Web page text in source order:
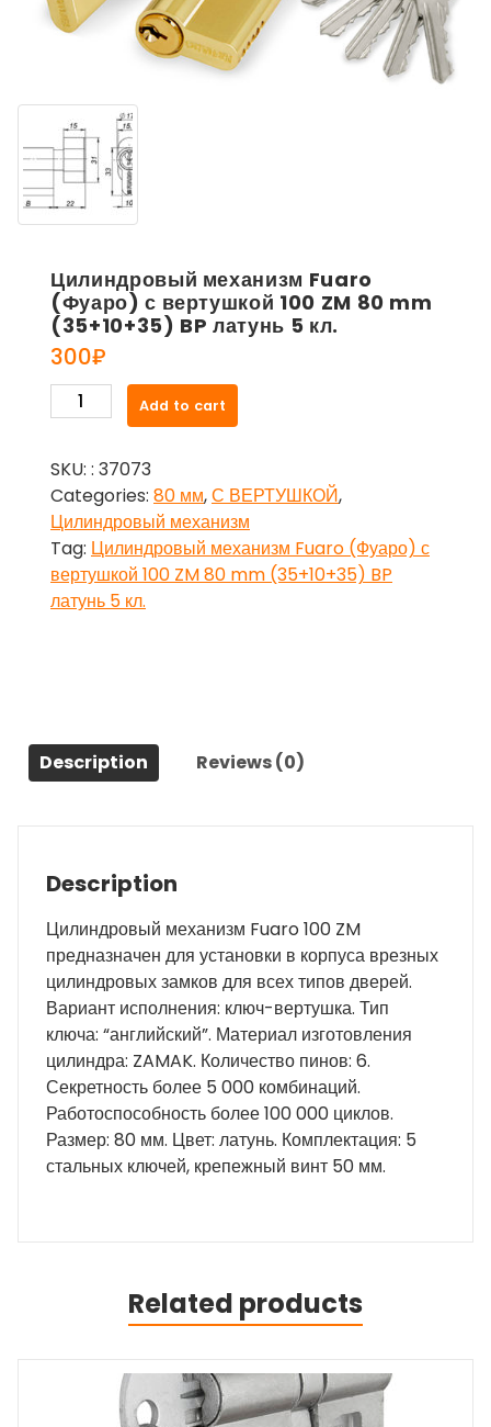
Цилиндровый механизм Fuaro
(Фуаро) с вертушкой 100 ZM 80 mm
(35+10+35) BP латунь 5 кл.
300₽
Цилиндровый
механизм
(Фуаро)
с
вертушкой
100
ZM
80
5
кл.
Add to cart
SKU: : 37073
Categories: 80 мм,С ВЕРТУШКОЙ,
Цилиндровый механизм
Tag: Цилиндровый механизм Fuaro (Фуаро) с
вертушкой 100 ZM 80 mm (35+10+35) BP
латунь 5 кл.
Description Reviews (0)
Description
Цилиндровый механизм Fuaro 100 ZM
предназначен для установки в корпуса врезных
цилиндровых замков для всех типов дверей.
Вариант исполнения: ключ-вертушка. Тип
ключа: “английский”. Материал изготовления
цилиндра: ZAMAK. Количество пинов: 6.
Секретность более 5 000 комбинаций.
Работоспособность более 100 000 циклов.
Размер: 80 мм. Цвет: латунь. Комплектация: 5
стальных ключей, крепежный винт 50 мм.
Related products